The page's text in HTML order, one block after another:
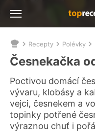
Nacházíte
se
zde:
Recepty Polévky
Česnekačka
Poctivou domácí
vývaru, klobásy a
vejci, česnekem a
topinky potřené
výraznou chuť i